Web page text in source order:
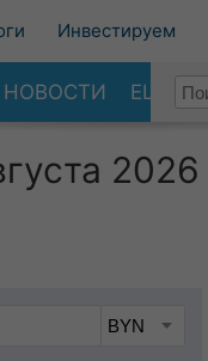
Инвестируем
НОВОСТИ ЕЩЕ
2026